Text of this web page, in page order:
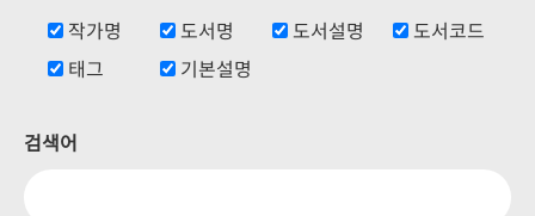
작가명
도서명 도서설명
도서코드
태그
기본설명
검색어